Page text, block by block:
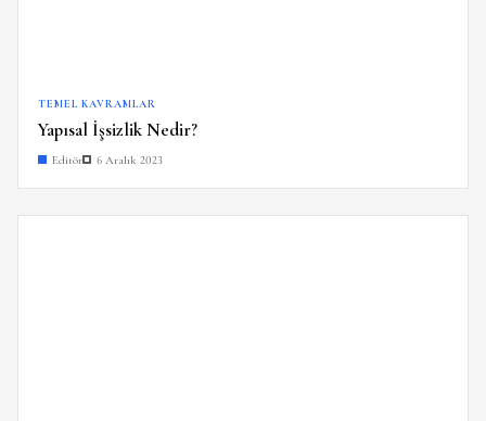
TEMEL KAVRAMLAR
Yapısal İşsizlik Nedir?
Editör 6 Aralık 2023